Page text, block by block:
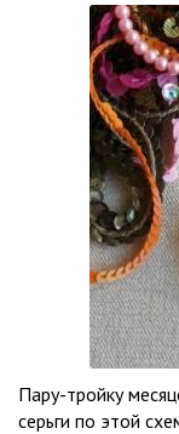
Пару-тройку
серьги по этой